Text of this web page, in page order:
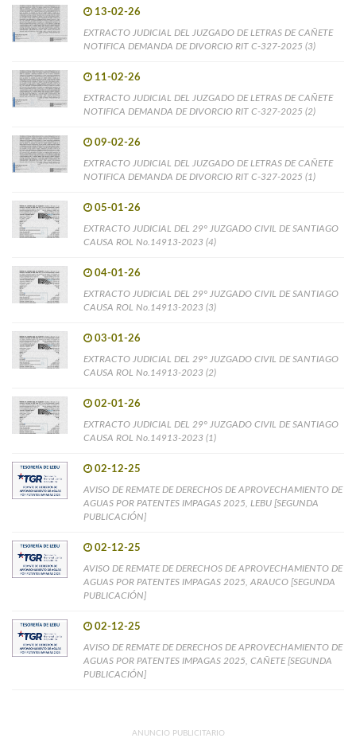
13-02-26
EXTRACTO JUDICIAL DEL JUZGADO DE LETRAS DE CAÑETE
NOTIFICA DEMANDA DE DIVORCIO RIT C-327-2025 (3)
11-02-26
EXTRACTO JUDICIAL DEL JUZGADO DE LETRAS DE CAÑETE
NOTIFICA DEMANDA DE DIVORCIO RIT C-327-2025 (2)
09-02-26
EXTRACTO JUDICIAL DEL JUZGADO DE LETRAS DE CAÑETE
NOTIFICA DEMANDA DE DIVORCIO RIT C-327-2025 (1)
05-01-26
EXTRACTO JUDICIAL DEL 29° JUZGADO CIVIL DE SANTIAGO
CAUSA ROL No.14913-2023 (4)
04-01-26
EXTRACTO JUDICIAL DEL 29° JUZGADO CIVIL DE SANTIAGO
CAUSA ROL No.14913-2023 (3)
03-01-26
EXTRACTO JUDICIAL DEL 29° JUZGADO CIVIL DE SANTIAGO
CAUSA ROL No.14913-2023 (2)
02-01-26
EXTRACTO JUDICIAL DEL 29° JUZGADO CIVIL DE SANTIAGO
CAUSA ROL No.14913-2023 (1)
02-12-25
AVISO DE REMATE DE DERECHOS DE APROVECHAMIENTO DE
AGUAS POR PATENTES IMPAGAS 2025, LEBU [SEGUNDA
PUBLICACIÓN]
02-12-25
AVISO DE REMATE DE DERECHOS DE APROVECHAMIENTO DE
AGUAS POR PATENTES IMPAGAS 2025, ARAUCO [SEGUNDA
PUBLICACIÓN]
02-12-25
AVISO DE REMATE DE DERECHOS DE APROVECHAMIENTO DE
AGUAS POR PATENTES IMPAGAS 2025, CAÑETE [SEGUNDA
PUBLICACIÓN]
ANUNCIO PUBLICITARIO